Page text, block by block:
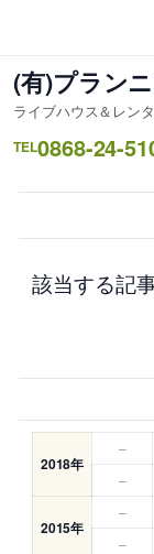
を
ス
キ
ッ
(有)プラン
ライブハウス＆レン
TEL0868-24-
該当する記
2018年
–
–
2015年
–
–